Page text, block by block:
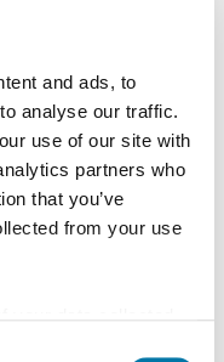
and ads, to
analyse our traffic.
use of our site with
partners who
that you’ve
from your use